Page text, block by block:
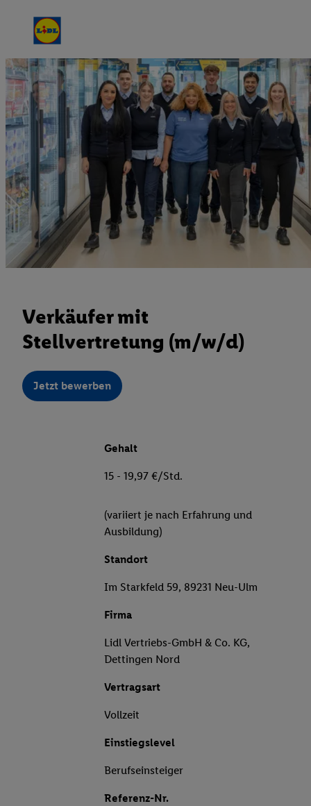
Verkäufer mit
Stellvertretung (m/w/d)
Jetzt bewerben
Gehalt
15 - 19,97 €/Std.
(variiert je nach Erfahrung und
Ausbildung)
Standort
Im Starkfeld 59, 89231 Neu-Ulm
Firma
Lidl Vertriebs-GmbH & Co. KG,
Dettingen Nord
Vertragsart
Vollzeit
Einstiegslevel
Berufseinsteiger
Referenz-Nr.